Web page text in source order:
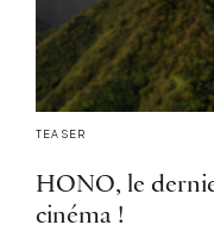
TEASER
HONO, le
cinéma !